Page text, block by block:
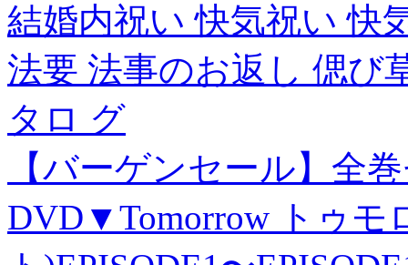
結婚内祝い 快気祝い 快
法要 法事のお返し 偲び
タロ グ
【バーゲンセール】全
DVD▼Tomorrow トゥモ